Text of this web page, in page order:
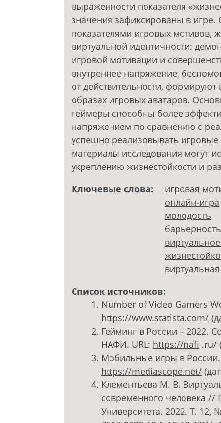
выраженности показателя
значения зафиксированы в
показателями игровых мотивов,
виртуальной идентичности:
игровой мотивации и
внутреннее напряжение,
от действительности,
образах игровых аватаров.
геймеры способны более
напряжением по сравнению с
успешно реализовывать
материалы исследования могут
укреплению жизнестойкости и
Ключевые слова:
игровая
онлайн-игра
молодость
Список источников:
Number of Video Gamers
https://www.statista.com/
Гейминг в России – 2022.
НАФИ. URL: https://nafi .ru/
Мобильные игры в
https://mediascope.net/
Клементьева М. В.
современного человека //
Университета. 2022. Т.